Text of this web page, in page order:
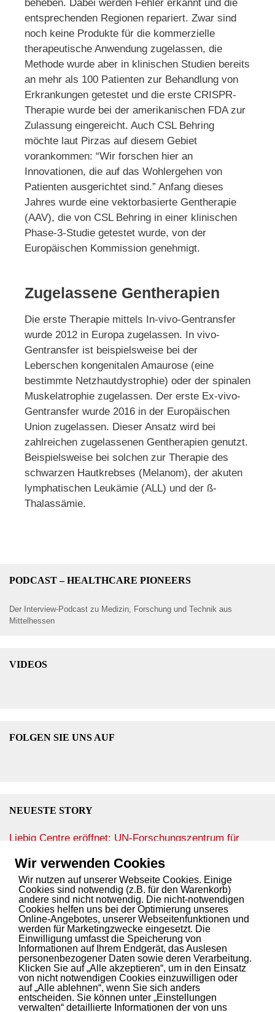
beheben. Dabei werden Fehler erkannt und die
entsprechenden Regionen repariert. Zwar sind
noch keine Produkte für die kommerzielle
therapeutische Anwendung zugelassen, die
Methode wurde aber in klinischen Studien bereits
an mehr als 100 Patienten zur Behandlung von
Erkrankungen getestet und die erste CRISPR-
Therapie wurde bei der amerikanischen FDA zur
Zulassung eingereicht. Auch CSL Behring
möchte laut Pirzas auf diesem Gebiet
vorankommen: “Wir forschen hier an
Innovationen, die auf das Wohlergehen von
Patienten ausgerichtet sind.” Anfang dieses
Jahres wurde eine vektorbasierte Gentherapie
(AAV), die von CSL Behring in einer klinischen
Phase-3-Studie getestet wurde, von der
Europäischen Kommission genehmigt.
Zugelassene Gentherapien
Die erste Therapie mittels In-vivo-Gentransfer
wurde 2012 in Europa zugelassen. In vivo-
Gentransfer ist beispielsweise bei der
Leberschen kongenitalen Amaurose (eine
bestimmte Netzhautdystrophie) oder der spinalen
Muskelatrophie zugelassen. Der erste Ex-vivo-
Gentransfer wurde 2016 in der Europäischen
Union zugelassen. Dieser Ansatz wird bei
zahlreichen zugelassenen Gentherapien genutzt.
Beispielsweise bei solchen zur Therapie des
schwarzen Hautkrebses (Melanom), der akuten
lymphatischen Leukämie (ALL) und der ß-
Thalassämie.
PODCAST – HEALTHCARE PIONEERS
Der Interview-Podcast zu Medizin, Forschung und Technik aus
Mittelhessen
VIDEOS
FOLGEN SIE UNS AUF
NEUESTE STORY
Liebig Centre eröffnet: UN-Forschungszentrum für
SPANNENDE STORY? INNOVATIVER SERVICE?
Wir bringen Ihren Content auf den Blog.
KontaktierenSie uns.
INITIATOREN UND PARTNER
Wir verwenden Cookies
Wir nutzen auf unserer Webseite Cookies. Einige
Cookies sind notwendig (z.B. für den Warenkorb)
andere sind nicht notwendig. Die nicht-notwendigen
Cookies helfen uns bei der Optimierung unseres
Online-Angebotes, unserer Webseitenfunktionen und
werden für Marketingzwecke eingesetzt. Die
Einwilligung umfasst die Speicherung von
Informationen auf Ihrem Endgerät, das Auslesen
personenbezogener Daten sowie deren Verarbeitung.
Klicken Sie auf „Alle akzeptieren“, um in den Einsatz
von nicht notwendigen Cookies einzuwilligen oder
auf „Alle ablehnen“, wenn Sie sich anders
entscheiden. Sie können unter „Einstellungen
verwalten“ detaillierte Informationen der von uns